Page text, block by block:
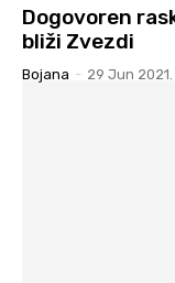
Dogovoren
bliži Zvezdi
Bojana - 29 Jun 2021.